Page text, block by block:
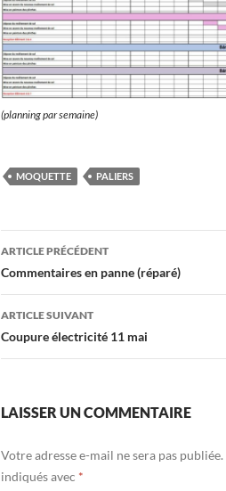
(planning par semaine)
MOQUETTE PALIERS
Navigation
des
articles
ARTICLE PRÉCÉDENT
Commentaires en panne (réparé)
ARTICLE SUIVANT
Coupure électricité 11 mai
LAISSER UN COMMENTAIRE
Votre adresse e-mail ne sera pas publiée.
indiqués avec *